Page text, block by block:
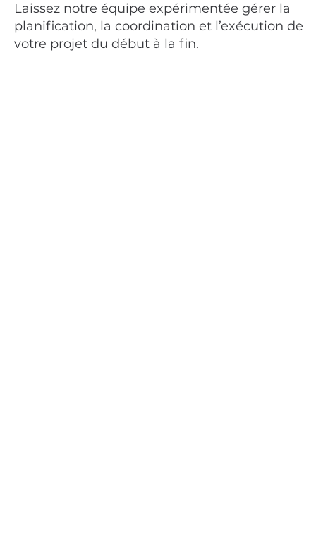
Laissez notre équipe expérimentée gérer la
planification, la coordination et l’exécution de
votre projet du début à la fin.